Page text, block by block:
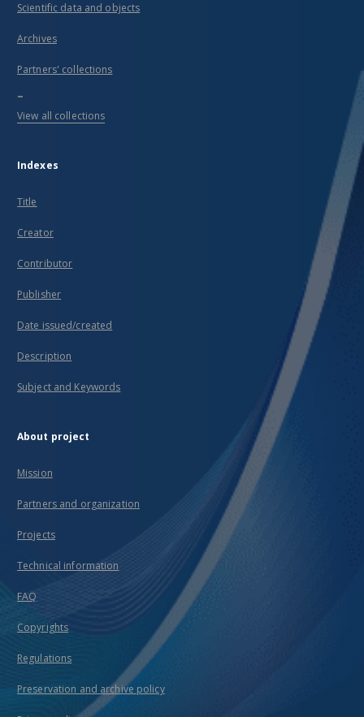
Scientific data and objects
Archives
Partners' collections
...
View all collections
Indexes
Title
Creator
Contributor
Publisher
Date issued/created
Description
Subject and Keywords
About project
Mission
Partners and organization
Projects
Technical information
FAQ
Copyrights
Regulations
Preservation and archive policy